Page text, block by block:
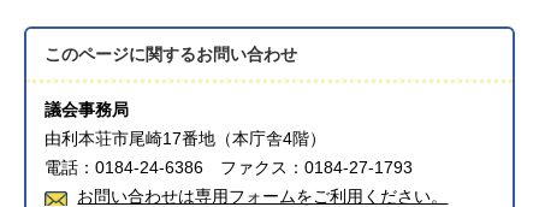
このページに関するお問い合わせ
議会事務局
由利本荘市尾崎17番地（本庁舎4階）
電話：0184-24-6386 ファクス：0184-27-1793
お問い合わせは専用フォームをご利用ください。